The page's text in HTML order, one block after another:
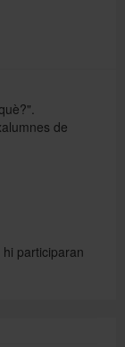
de
participaran